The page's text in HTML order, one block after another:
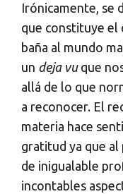
Irónicamente, se
que constituye el
baña al mundo
un deja vuque
allá de lo que
a reconocer. El
materia hace
gratitud ya que
de inigualable
incontables